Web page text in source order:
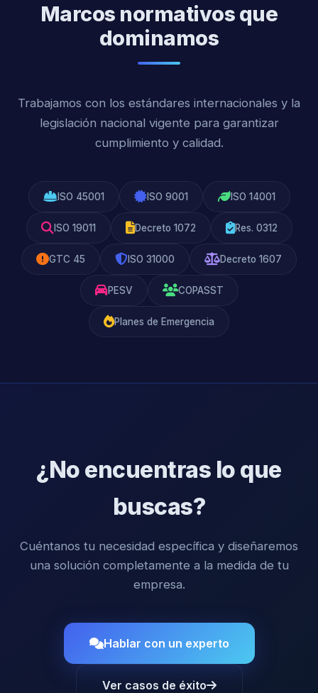
Marcos normativos que
dominamos
Trabajamos con los estándares internacionales y la
legislación nacional vigente para garantizar
cumplimiento y calidad.
ISO 45001 ISO 9001 ISO 14001
ISO 19011 Decreto 1072 Res. 0312
GTC 45 ISO 31000 Decreto 1607
PESV COPASST
Planes de Emergencia
¿No encuentras lo que
buscas?
Cuéntanos tu necesidad específica y diseñaremos
una solución completamente a la medida de tu
empresa.
Hablar con un experto
Ver casos de éxito